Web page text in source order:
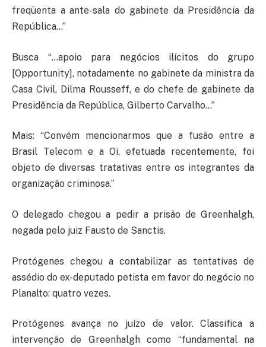
freqüenta a ante-sala do gabinete da Presidência da
República…”
Busca “…apoio para negócios ilícitos do grupo
[Opportunity], notadamente no gabinete da ministra da
Casa Civil, Dilma Rousseff, e do chefe de gabinete da
Presidência da República, Gilberto Carvalho…”
Mais: “Convém mencionarmos que a fusão entre a
Brasil Telecom e a Oi, efetuada recentemente, foi
objeto de diversas tratativas entre os integrantes da
organização criminosa.”
O delegado chegou a pedir a prisão de Greenhalgh,
negada pelo juiz Fausto de Sanctis.
Protógenes chegou a contabilizar as tentativas de
assédio do ex-deputado petista em favor do negócio no
Planalto: quatro vezes.
Protógenes avança no juízo de valor. Classifica a
intervenção de Greenhalgh como “fundamental na